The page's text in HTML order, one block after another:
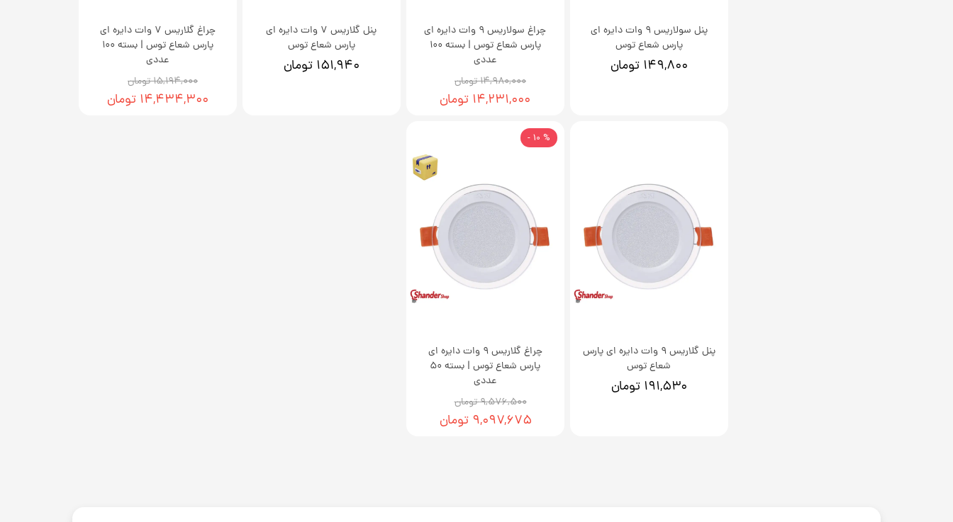
پنل سولاریس 9 وات دایره ای
پارس شعاع توس
۱۴۹,۸۰۰ تومان
چراغ سولاریس 9 وات دایره ای
پارس شعاع توس | بسته 100
عددی
۱۴,۹۸۰,۰۰۰ تومان
۱۴,۲۳۱,۰۰۰ تومان
پنل گلاریس 7 وات دایره ای
پارس شعاع توس
۱۵۱,۹۴۰ تومان
چراغ گلاریس 7 وات دایره ای
پارس شعاع توس | بسته 100
عددی
۱۵,۱۹۴,۰۰۰ تومان
۱۴,۴۳۴,۳۰۰ تومان
پنل گلاریس 9 وات دایره ای پارس
شعاع توس
۱۹۱,۵۳۰ تومان
چراغ گلاریس 9 وات دایره ای
پارس شعاع توس | بسته 50
عددی
۹,۵۷۶,۵۰۰ تومان
۹,۰۹۷,۶۷۵ تومان
% 10 -